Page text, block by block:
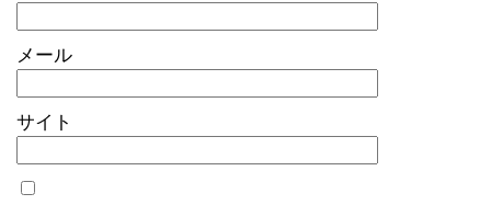
メール
サイト